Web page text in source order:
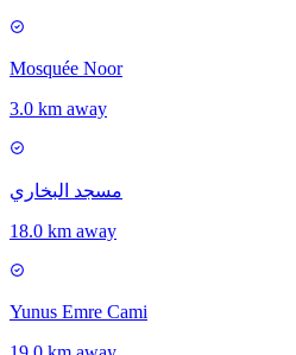
Mosquée Noor
3.0 km away
مسجد البخاري
18.0 km away
Yunus Emre Cami